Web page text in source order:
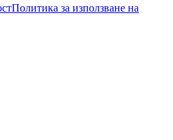
Политика за използване на